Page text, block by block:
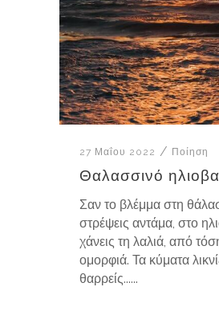
27 Μαΐου 2022 Ποίηση
Θαλασσινό
Σαν το βλέμμα στη
στρέψεις αντάμα, στο
χάνεις τη λαλιά, από
ομορφιά. Τα κύματα
θαρρείς......